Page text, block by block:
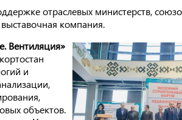
отраслевых министерств,
компания.
Вентиляция»
и
объектов.